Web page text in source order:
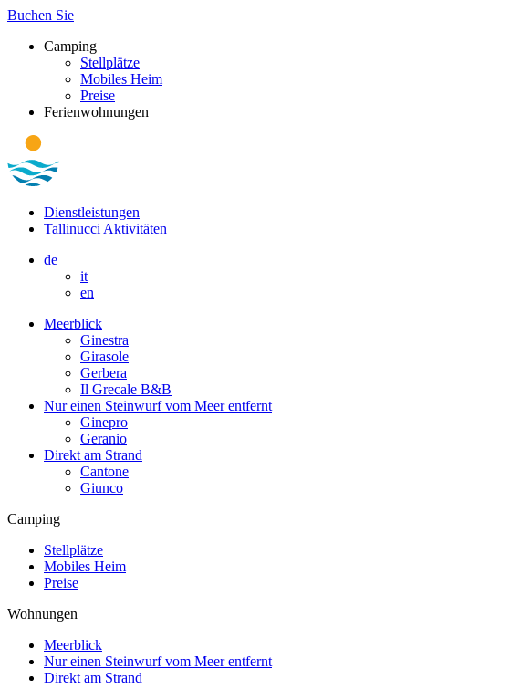
Buchen Sie
Camping
Stellplätze
Mobiles Heim
Preise
Ferienwohnungen
Dienstleistungen
Tallinucci Aktivitäten
de
it
en
Meerblick
Ginestra
Girasole
Gerbera
Il Grecale B&B
Nur einen Steinwurf vom Meer entfernt
Ginepro
Geranio
Direkt am Strand
Cantone
Giunco
Camping
Stellplätze
Mobiles Heim
Preise
Wohnungen
Meerblick
Nur einen Steinwurf vom Meer entfernt
Direkt am Strand